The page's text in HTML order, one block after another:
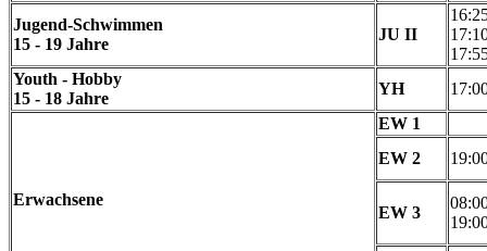
Jugend-Schwimmen
15 - 19 Jahre
JU II
Youth - Hobby
15 - 18 Jahre
YH
Erwachsene
EW 1
EW 2
EW 3